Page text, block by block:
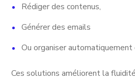
Rédiger des contenus,
Générer des emails
Ou organiser automatiquement
Ces solutions améliorent la